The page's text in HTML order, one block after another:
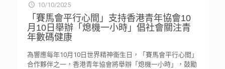
10/10/2025
「賽馬會平行心間」支持香港青年協會10
月10日舉辦「熄機一小時」倡社會關注青
年數碼健康
為響應每年10月10日世界精神衞生日，「賽馬會平行心間」
合作夥伴之一，香港青年協會將舉辦「熄機一小時」，鼓勵